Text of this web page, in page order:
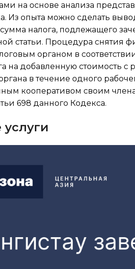
на основе анализа
Из опыта можно сделать
налога, подлежащего
статьи. Процедура снятия
органом в
на добавленную стоимость с
в течение одного
кооперативом своим
698 данного Кодекса.